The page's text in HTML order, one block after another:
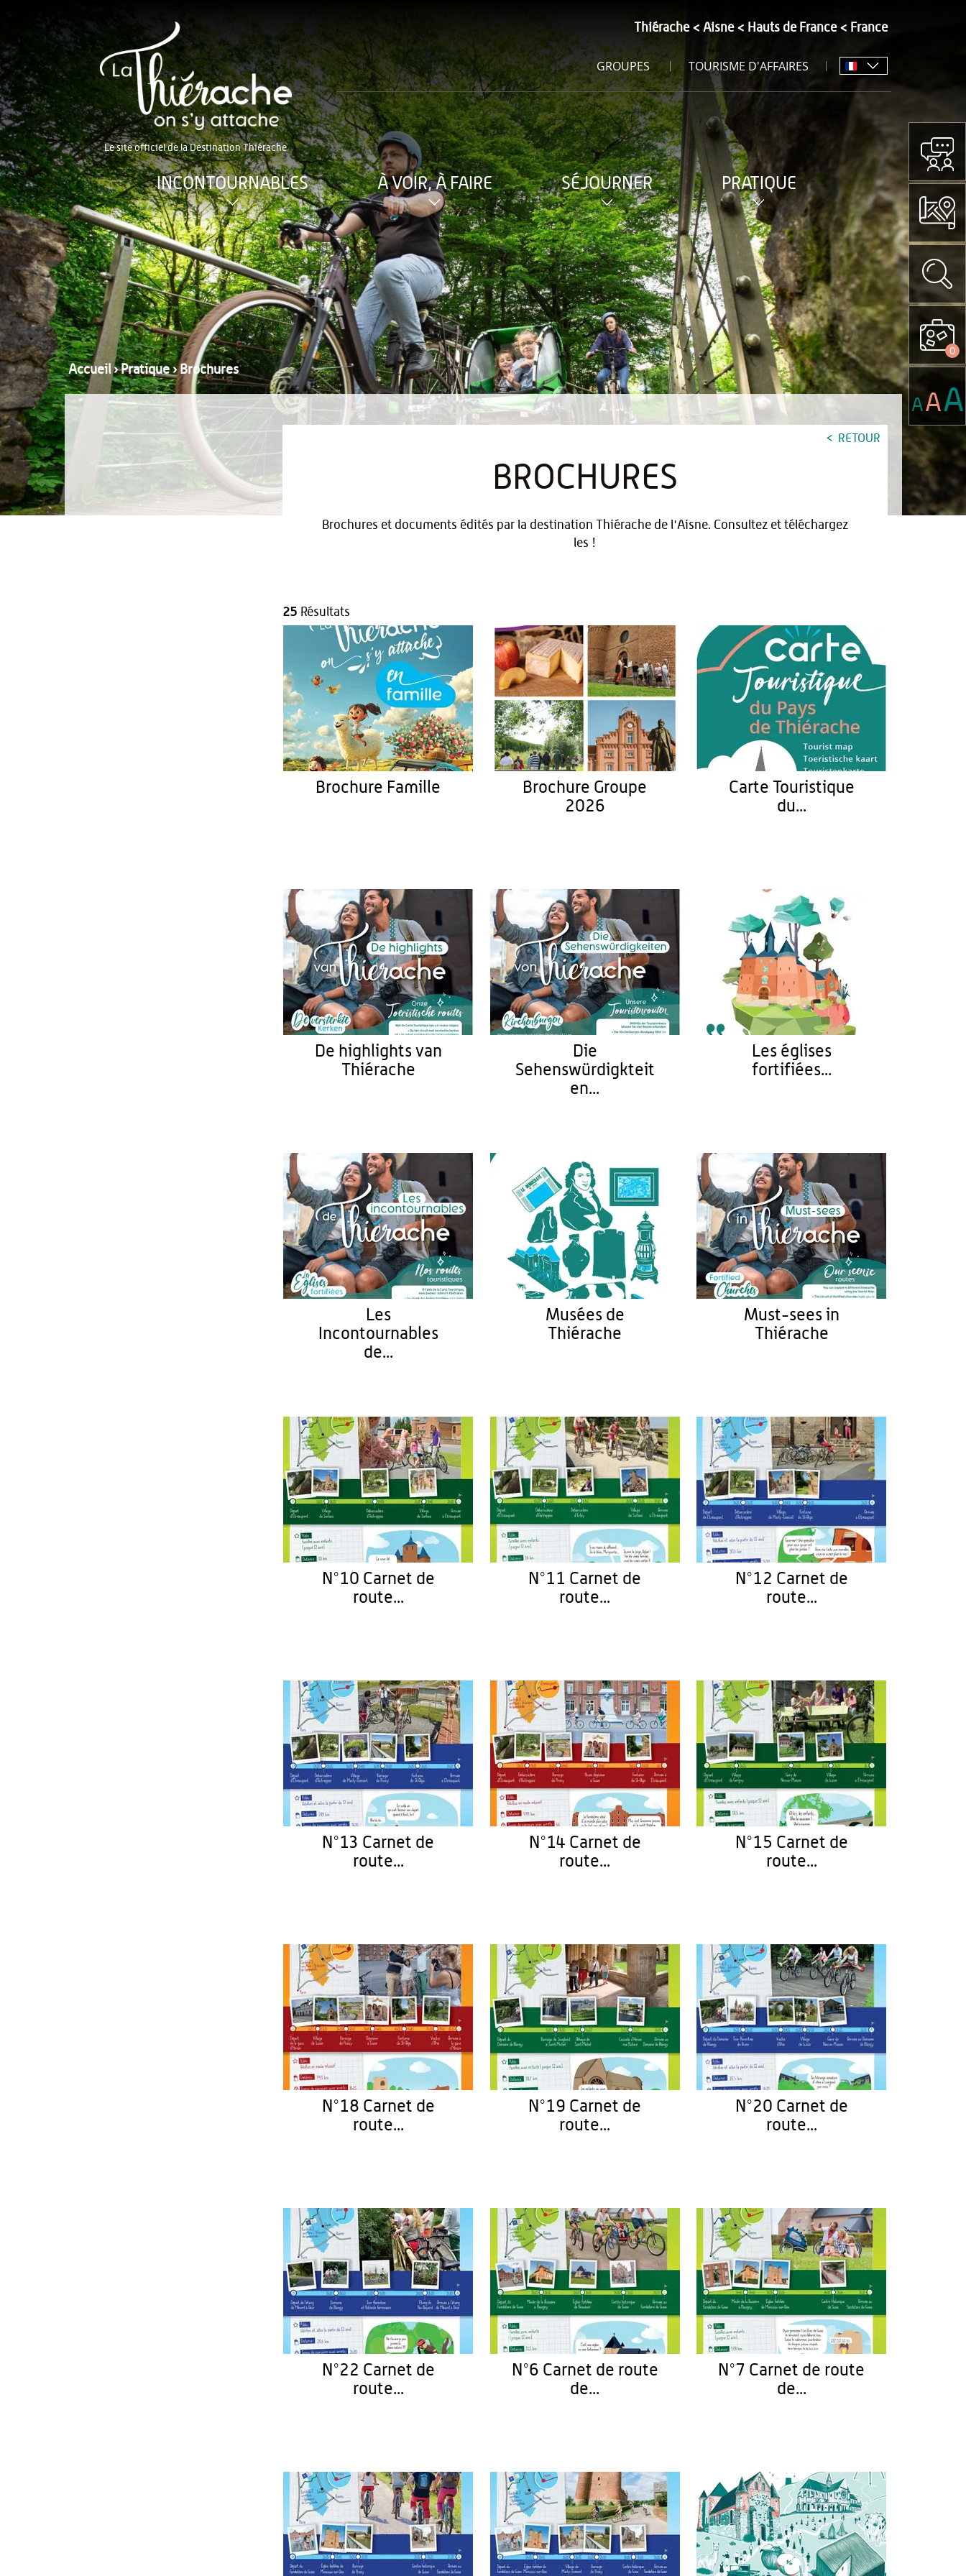
Le site officiel de la Destination Thiérache
Thiérache Aisne Hauts de France France
GROUPES TOURISME D'AFFAIRES
INCONTOURNABLES À VOIR, À FAIRE SÉJOURNER PRATIQUE
Accueil›Pratique›Brochures
RETOUR
BROCHURES
Brochures et documents édités par la destination Thiérache de l'Aisne. Consultez et téléchargez
les !
25 Résultats
Brochure Famille
Brochure Groupe
2026
Carte Touristique
du...
De highlights van
Thiérache
Die
Sehenswürdigkteit
en...
Les églises
fortifiées...
Les
Incontournables
de...
Musées de
Thiérache
Must-sees in
Thiérache
N°10 Carnet de
route...
N°11 Carnet de
route...
N°12 Carnet de
route...
N°13 Carnet de
route...
N°14 Carnet de
route...
N°15 Carnet de
route...
N°18 Carnet de
route...
N°19 Carnet de
route...
N°20 Carnet de
route...
N°22 Carnet de
route...
N°6 Carnet de route
de...
N°7 Carnet de route
de...
0
AAA